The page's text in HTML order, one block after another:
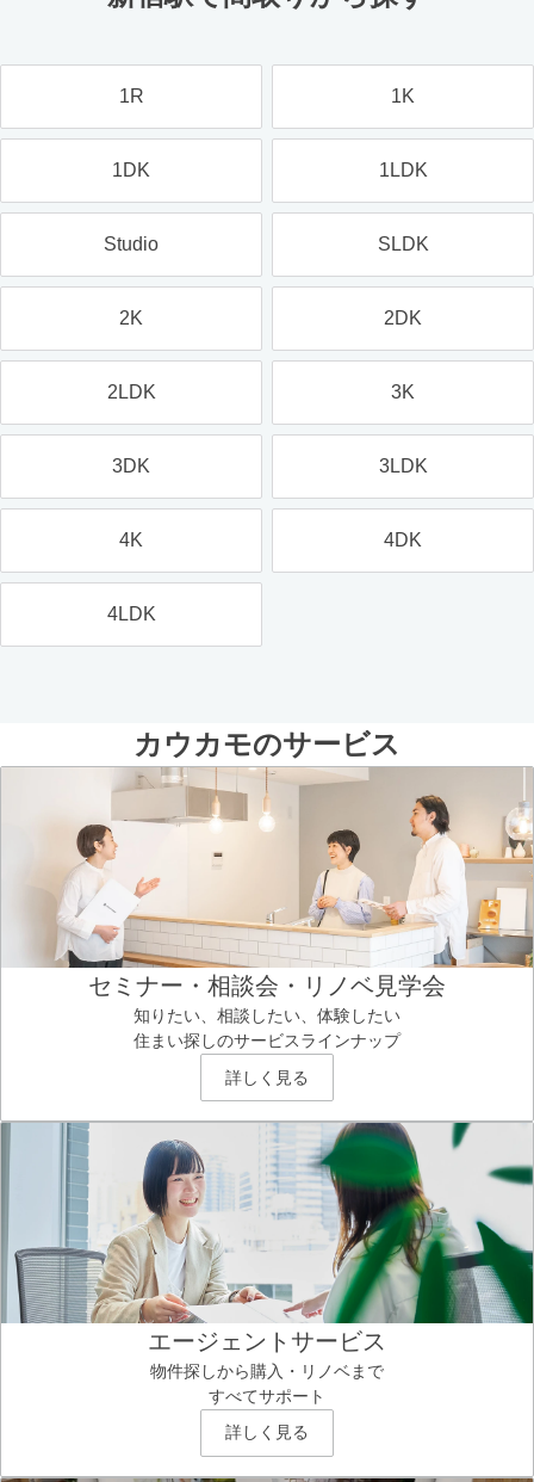
1R 1K
1DK 1LDK
Studio SLDK
2K 2DK
2LDK 3K
3DK 3LDK
4K 4DK
4LDK
カウカモのサービス
セミナー・相談会・リノベ見学会
知りたい、相談したい、体験したい
住まい探しのサービスラインナップ
詳しく見る
エージェントサービス
物件探しから購入・リノベまで
すべてサポート
詳しく見る